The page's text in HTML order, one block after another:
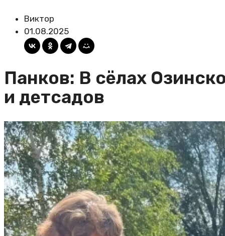
Виктор
01.08.2025
Панков: В сёлах
и детсадов